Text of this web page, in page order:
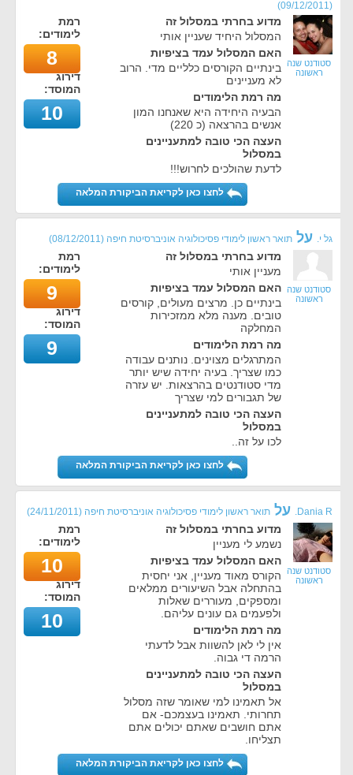
(
09/12/2011
)
סטודנט שנה
ראשונה
מדוע בחרתי במסלול זה
המסלול היחיד שעניין אותי
האם המסלול עמד בציפיות
בינתיים הקורסים כלליים מדי. הרוב
לא מעניינים
מה רמת הלימודים
הבעיה היחידה היא שאנחנו המון
אנשים בהרצאה (כ 220)
העצה הכי טובה למתעניינים
במסלול
לדעת שהולכים לחרוש!!!
רמת
לימודים:
8
דירוג
המוסד:
10
לחצו כאן לקריאת הביקורת המלאה
גל י. על תואר ראשון לימודי פסיכולוגיה אוניברסיטת חיפה (
08/12/2011
)
סטודנט שנה
ראשונה
מדוע בחרתי במסלול זה
מעניין אותי
האם המסלול עמד בציפיות
בינתיים כן. מרצים מעולים, קורסים
טובים. מענה מלא ממזכירות
המחלקה
מה רמת הלימודים
המתרגלים מצוינים. נותנים עבודה
כמו שצריך. בעיה יחידה שיש יותר
מדי סטודנטים בהרצאות. יש עזרה
של תגבורים למי שצריך
העצה הכי טובה למתעניינים
במסלול
לכו על זה..
רמת
לימודים:
9
דירוג
המוסד:
9
לחצו כאן לקריאת הביקורת המלאה
Dania R. על תואר ראשון לימודי פסיכולוגיה אוניברסיטת חיפה (
24/11/2011
)
סטודנט שנה
ראשונה
מדוע בחרתי במסלול זה
נשמע לי מעניין
האם המסלול עמד בציפיות
הקורס מאוד מעניין, אני יחסית
בהתחלה אבל השיעורים ממלאים
ומספקים, מעוררים שאלות
ולפעמים גם עונים עליהם.
מה רמת הלימודים
אין לי לאן להשוות אבל לדעתי
הרמה די גבוה.
העצה הכי טובה למתעניינים
במסלול
אל תאמינו למי שאומר שזה מסלול
תחרותי. תאמינו בעצמכם- אם
אתם חושבים שאתם יכולים אתם
תצליחו.
רמת
לימודים:
10
דירוג
המוסד:
10
לחצו כאן לקריאת הביקורת המלאה